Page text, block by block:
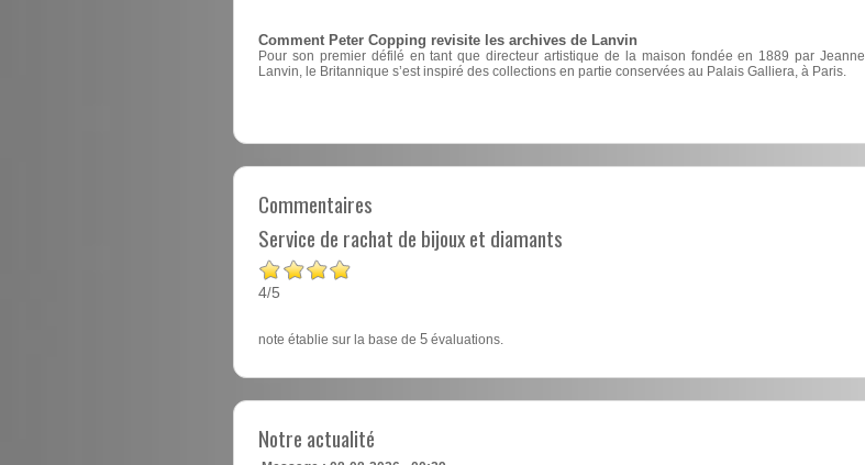
Comment Peter Copping revisite les archives de Lanvin
Pour son premier défilé en tant que directeur artistique de la maison fondée en 1889 par Jeanne
Lanvin, le Britannique s’est inspiré des collections en partie conservées au Palais Galliera, à Paris.
Commentaires
Service de rachat de bijoux et diamants
4/5
note établie sur la base de 5 évaluations.
Notre actualité